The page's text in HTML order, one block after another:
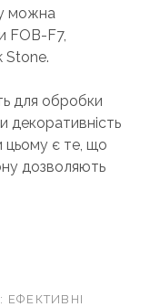
можна
FOB-F7,
Stone.
для обробки
декоративність
цьому є те, що
дозволяють
ЕФЕКТИВНІ